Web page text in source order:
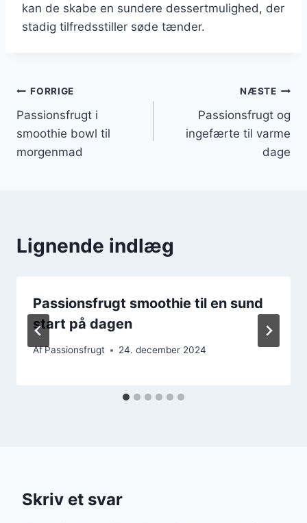
kan de skabe en sundere dessertmulighed, der
stadig tilfredsstiller søde tænder.
Indlægsnavigation
FORRIGE
Passionsfrugt i
smoothie bowl til
morgenmad
NÆSTE
Passionsfrugt og
ingefærte til varme
dage
Lignende indlæg
Passionsfrugt smoothie til en sund
start på dagen
AfPassionsfrugt 24. december 2024
Skriv et svar